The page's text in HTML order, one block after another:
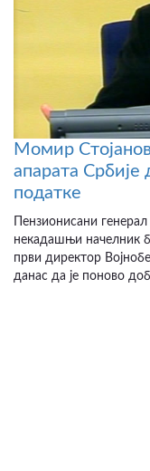
Момир
апарата Србије
податке
Пензионисани
некадашњи начелник
први директор
данас да је поново